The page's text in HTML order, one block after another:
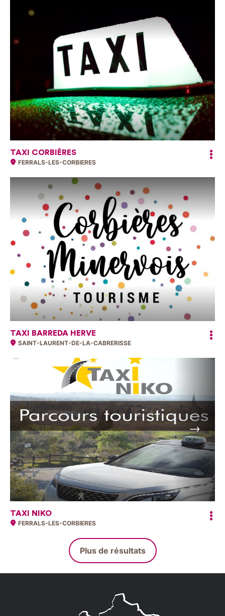
TAXI CORBIÈRES
FERRALS-LES-CORBIERES
TAXI BARREDA HERVE
SAINT-LAURENT-DE-LA-CABRERISSE
Suivant
TAXI NIKO
FERRALS-LES-CORBIERES
Plus de résultats